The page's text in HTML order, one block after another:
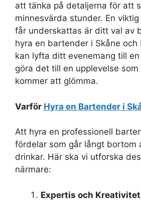
att tänka på detaljerna för att
minnesvärda stunder. En
får underskattas är ditt val av
hyra en bartender i Skåne och
kan lyfta ditt evenemang till
göra det till en upplevelse
kommer att glömma.
Varför Hyra en Bartender i
Att hyra en professionell
fördelar som går långt bortom
drinkar. Här ska vi utforska
närmare:
Expertis och Kreativitet